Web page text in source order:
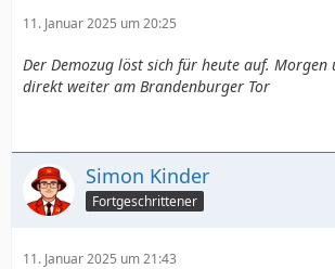
11. Januar 2025 um 20:25
Der Demozug löst sich für heute auf. Morgen
direkt weiter am Brandenburger Tor
Simon Kinder
Fortgeschrittener
11. Januar 2025 um 21:43